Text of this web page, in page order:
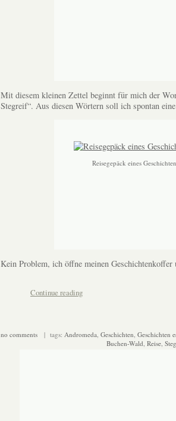
Mit diesem kleinen Zettel beginnt für mich der
Stegreif“. Aus diesen Wörtern soll ich spontan
Reisegepäck eines
Kein Problem, ich öffne meinen Geschichtenkoffer
Continue reading
no comments | tags: Andromeda Geschichten Geschichten
Buchen-Wald Reise